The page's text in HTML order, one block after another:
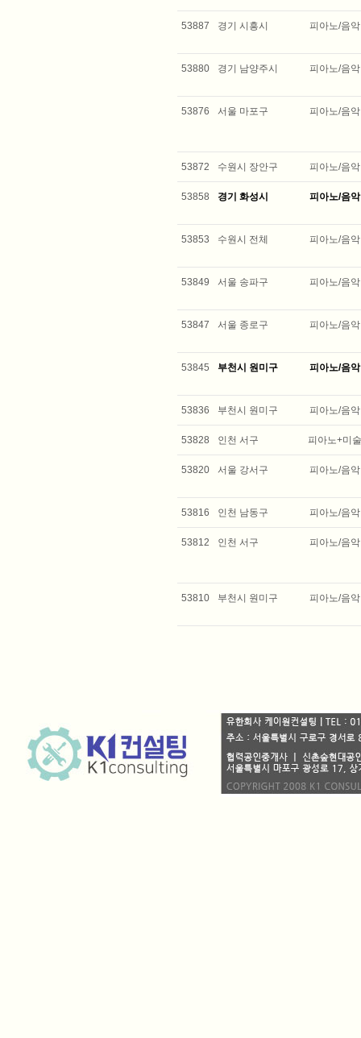
53887 경기 시흥시 피아노/음악
53880 경기 남양주시 피아노/음악
53876 서울 마포구 피아노/음악
53872 수원시 장안구 피아노/음악
53858 경기 화성시 피아노/음악
53853 수원시 전체 피아노/음악
53849 서울 송파구 피아노/음악
53847 서울 종로구 피아노/음악
53845 부천시 원미구 피아노/음악
53836 부천시 원미구 피아노/음악
53828 인천 서구 피아노+미술
53820 서울 강서구 피아노/음악
53816 인천 남동구 피아노/음악
53812 인천 서구 피아노/음악
53810 부천시 원미구 피아노/음악